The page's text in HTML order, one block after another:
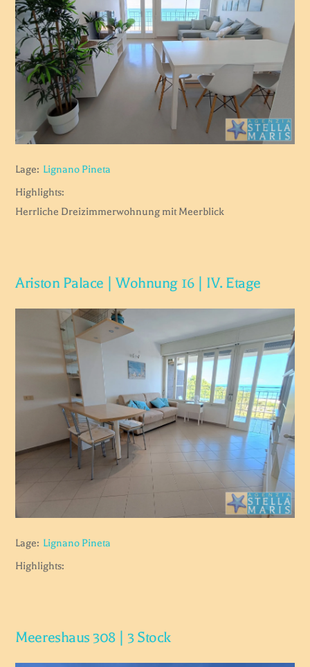
Lage: Lignano Pineta
Highlights:
Herrliche Dreizimmerwohnung mit Meerblick
Ariston Palace | Wohnung 16 | IV. Etage
Lage: Lignano Pineta
Highlights:
Meereshaus 308 | 3 Stock